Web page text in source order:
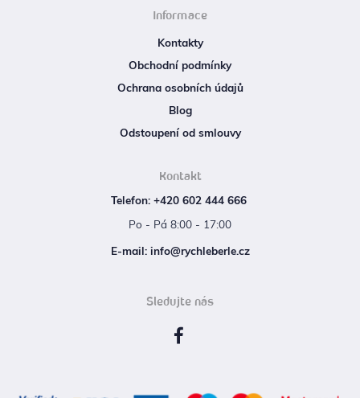
Informace
Kontakty
Obchodní podmínky
Ochrana osobních údajů
Blog
Odstoupení od smlouvy
Kontakt
Telefon: +420 602 444 666
Po - Pá 8:00 - 17:00
E‑mail: info@rychleberle.cz
Sledujte nás